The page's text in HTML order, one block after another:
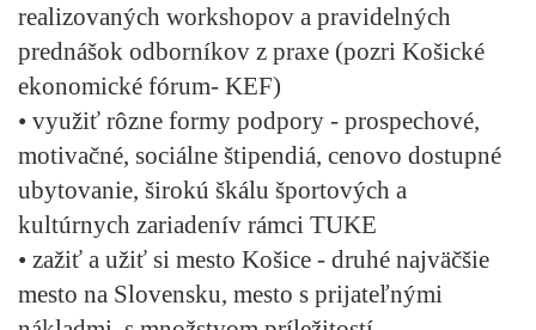
realizovaných workshopov a pravidelných
prednášok odborníkov z praxe (pozri Košické
ekonomické fórum- KEF)
• využiť rôzne formy podpory - prospechové,
motivačné, sociálne štipendiá, cenovo dostupné
ubytovanie, širokú škálu športových a
kultúrnych zariadenív rámci TUKE
• zažiť a užiť si mesto Košice - druhé najväčšie
mesto na Slovensku, mesto s prijateľnými